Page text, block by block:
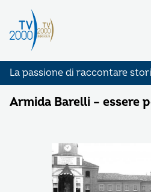
La passione di raccontare
Armida Barelli – essere